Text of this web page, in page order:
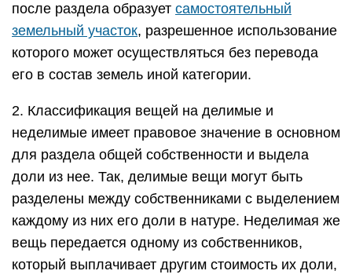
после раздела образует самостоятельный
земельный участок, разрешенное использование
которого может осуществляться без перевода
его в состав земель иной категории.
2. Классификация вещей на делимые и
неделимые имеет правовое значение в основном
для раздела общей собственности и выдела
доли из нее. Так, делимые вещи могут быть
разделены между собственниками с выделением
каждому из них его доли в натуре. Неделимая же
вещь передается одному из собственников,
который выплачивает другим стоимость их доли,